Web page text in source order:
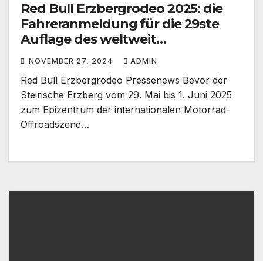
Red Bull Erzbergrodeo 2025: die
Fahreranmeldung für die 29ste
Auflage des weltweit
renommiertesten Extreme Enduro
Rennens startet am Montag, den
18. November!
NOVEMBER 27, 2024 ADMIN
Red Bull Erzbergrodeo Pressenews Bevor der
Steirische Erzberg vom 29. Mai bis 1. Juni 2025
zum Epizentrum der internationalen Motorrad-
Offroadszene…